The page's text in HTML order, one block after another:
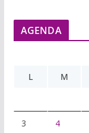
AGENDA
L
M
3 4